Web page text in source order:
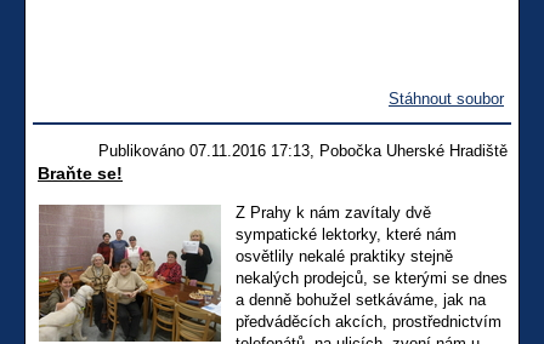
Stáhnout soubor
Publikováno 07.11.2016 17:13, Pobočka Uherské Hradiště
Braňte se!
Z Prahy k nám zavítaly dvě
sympatické lektorky, které nám
osvětlily nekalé praktiky stejně
nekalých prodejců, se kterými se dnes
a denně bohužel setkáváme, jak na
předváděcích akcích, prostřednictvím